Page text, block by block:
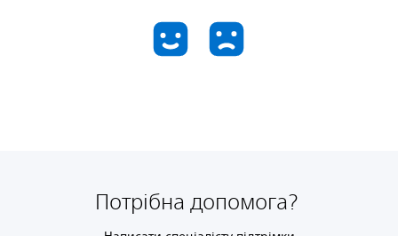
Потрібна допомога?